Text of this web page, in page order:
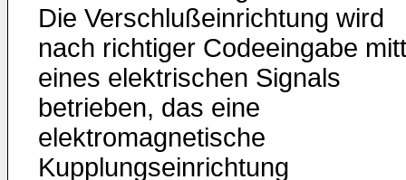
Die Verschlußeinrichtung wird
nach richtiger Codeeingabe
eines elektrischen Signals
betrieben, das eine
elektromagnetische
Kupplungseinrichtung